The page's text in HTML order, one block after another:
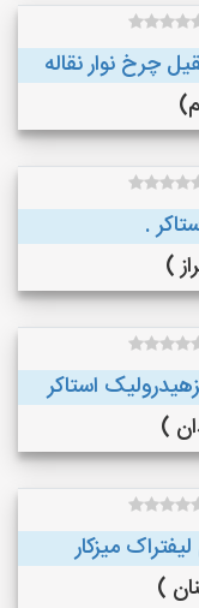
چرخ نوار نقاله
.
استاکر
میزکار